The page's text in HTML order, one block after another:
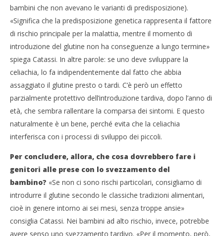
bambini che non avevano le varianti di predisposizione).
«Significa che la predisposizione genetica rappresenta il fattore
di rischio principale per la malattia, mentre il momento di
introduzione del glutine non ha conseguenze a lungo termine»
spiega Catassi. In altre parole: se uno deve sviluppare la
celiachia, lo fa indipendentemente dal fatto che abbia
assaggiato il glutine presto o tardi. C’è però un effetto
parzialmente protettivo dell’introduzione tardiva, dopo l’anno di
età, che sembra rallentare la comparsa dei sintomi. E questo
naturalmente è un bene, perché evita che la celiachia
interferisca con i processi di sviluppo dei piccoli.
Per concludere, allora, che cosa dovrebbero fare i
genitori alle prese con lo svezzamento del
bambino? «Se non ci sono rischi particolari, consigliamo di
introdurre il glutine secondo le classiche tradizioni alimentari,
cioè in genere intorno ai sei mesi, senza troppe ansie»
consiglia Catassi. Nei bambini ad alto rischio, invece, potrebbe
avere senso uno svezzamento tardivo. «Per il momento, però,